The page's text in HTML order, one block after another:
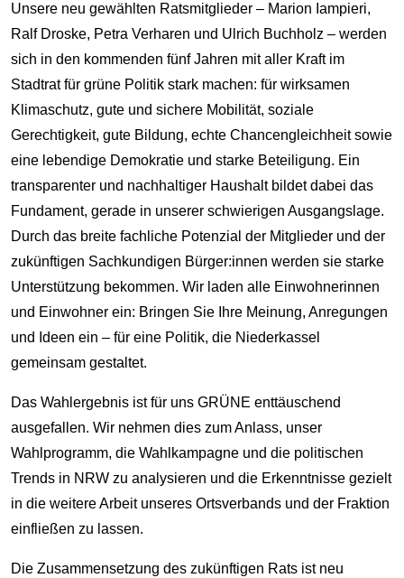
Unsere neu gewählten Ratsmitglieder – Marion Iampieri,
Ralf Droske, Petra Verharen und Ulrich Buchholz – werden
sich in den kommenden fünf Jahren mit aller Kraft im
Stadtrat für grüne Politik stark machen: für wirksamen
Klimaschutz, gute und sichere Mobilität, soziale
Gerechtigkeit, gute Bildung, echte Chancengleichheit sowie
eine lebendige Demokratie und starke Beteiligung. Ein
transparenter und nachhaltiger Haushalt bildet dabei das
Fundament, gerade in unserer schwierigen Ausgangslage.
Durch das breite fachliche Potenzial der Mitglieder und der
zukünftigen Sachkundigen Bürger:innen werden sie starke
Unterstützung bekommen. Wir laden alle Einwohnerinnen
und Einwohner ein: Bringen Sie Ihre Meinung, Anregungen
und Ideen ein – für eine Politik, die Niederkassel
gemeinsam gestaltet.
Das Wahlergebnis ist für uns GRÜNE enttäuschend
ausgefallen. Wir nehmen dies zum Anlass, unser
Wahlprogramm, die Wahlkampagne und die politischen
Trends in NRW zu analysieren und die Erkenntnisse gezielt
in die weitere Arbeit unseres Ortsverbands und der Fraktion
einfließen zu lassen.
Die Zusammensetzung des zukünftigen Rats ist neu